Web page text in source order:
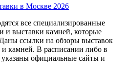
в Москве 2026
все специализированные
и выставки камней, которые
ссылки на обзоры выставок
камней. В расписании либо в
указаны официальные сайты и